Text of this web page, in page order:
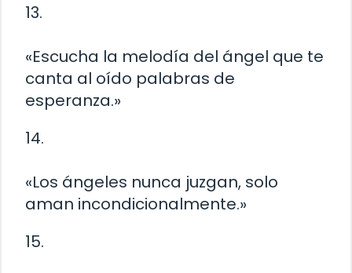
13.
«Escucha la melodía del ángel que te
canta al oído palabras de
esperanza.»
14.
«Los ángeles nunca juzgan, solo
aman incondicionalmente.»
15.